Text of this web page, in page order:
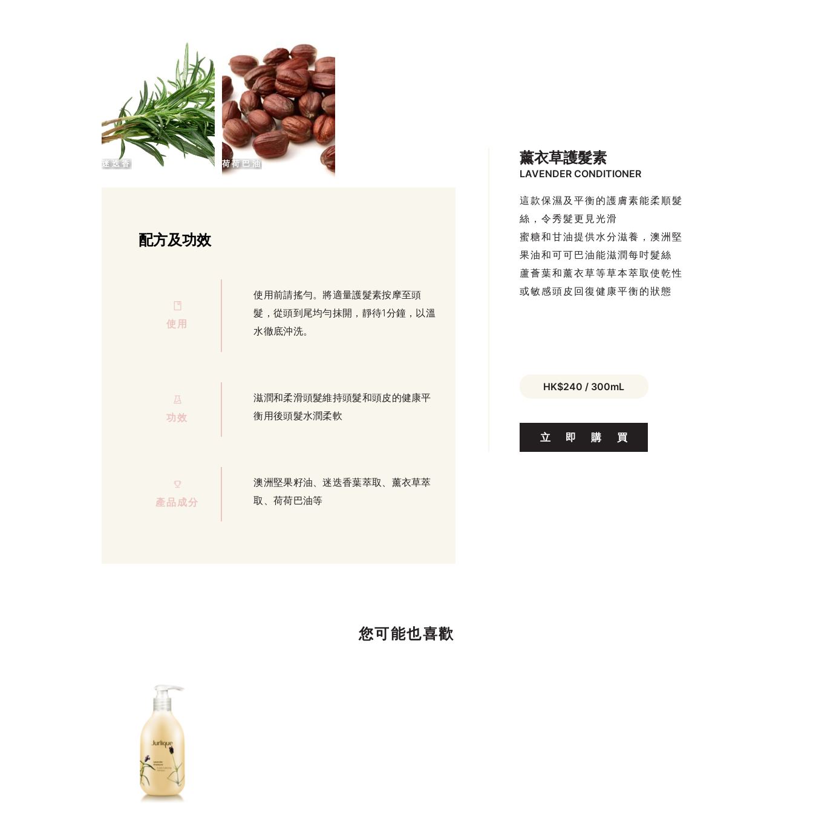
薰衣草護髮素
LAVENDER CONDITIONER
這款保濕及平衡的護膚素能柔順髮
絲，令秀髮更見光滑
蜜糖和甘油提供水分滋養，澳洲堅
果油和可可巴油能滋潤每吋髮絲
蘆薈葉和薰衣草等草本萃取使乾性
或敏感頭皮回復健康平衡的狀態
HK$240 / 300mL
立 即 購 買
迷迭香 荷荷巴油
配方及功效
使用
使用前請搖勻。將適量護髮素按摩至頭
髮，從頭到尾均勻抹開，靜待1分鐘，以溫
水徹底沖洗。
功效
滋潤和柔滑頭髮維持頭髮和頭皮的健康平
衡用後頭髮水潤柔軟
產品成分
澳洲堅果籽油、迷迭香葉萃取、薰衣草萃
取、荷荷巴油等
您可能也喜歡